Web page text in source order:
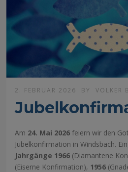
2. FEBRUAR 2026 BY VOLKER
Am 24. Mai 2026 feiern wir den
Jubelkonfirmation in Windsbach.
Jahrgänge 1966 (Diamantene
(Eiserne Konfirmation), 1956